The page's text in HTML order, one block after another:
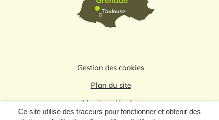
Ce site utilise des traceurs pour fonctionner et obtenir des
Gestion des cookies
Plan du site
Mentions légales